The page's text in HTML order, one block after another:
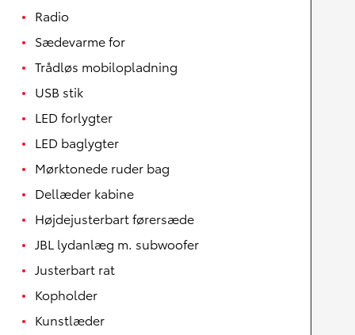
Radio
Sædevarme for
Trådløs mobilopladning
USB stik
LED forlygter
LED baglygter
Mørktonede ruder bag
Dellæder kabine
Højdejusterbart førersæde
JBL lydanlæg m. subwoofer
Justerbart rat
Kopholder
Kunstlæder